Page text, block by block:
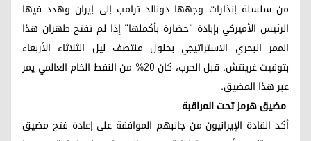
من سلسلة إنذارات وجهها دونالد ترامب إلى إيران وهدد فيها
الرئيس الأميركي بإبادة "حضارة بأكملها" إذا لم تفتح طهران هذا
الممر البحري الاستراتيجي بحلول منتصف ليل الثلاثاء الأربعاء
بتوقيت غرينتش. قبل الحرب، كان 20% من النفط الخام العالمي يمر
عبر هذا المضيق.
مضيق هرمز تحت المراقبة
أكد القادة الإيرانيون من جانبهم الموافقة على إعادة فتح مضيق